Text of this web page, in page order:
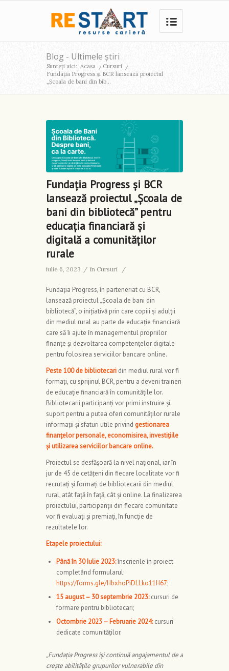
Blog - Ultimele știri
Sunteți aici: Acasa / Cursuri /
Fundația Progress și BCR lansează proiectul
„Școala de bani din bib...
Fundația Progress și BCR
lansează proiectul „Școala de
bani din bibliotecă” pentru
educația financiară și
digitală a comunităților
rurale
iulie 6, 2023 / în Cursuri /
Fundația Progress, în parteneriat cu BCR,
lansează proiectul „Școala de bani din
bibliotecă”, o inițiativă prin care copiii și adulții
din mediul rural au parte de educație financiară
care să îi ajute în managementul propriilor
finanțe și dezvoltarea competențelor digitale
pentru folosirea serviciilor bancare online.
Peste 100 de bibliotecari din mediul rural vor fi
formați, cu sprijinul BCR, pentru a deveni traineri
de educație financiară în comunitățile lor.
Bibliotecarii participanți vor primi instruire și
suport pentru a putea oferi comunităților rurale
informații și sfaturi utile privind gestionarea
finanțelor personale, economisirea, investițiile
și utilizarea serviciilor bancare online.
Proiectul se desfășoară la nivel național, iar în
jur de 45 de cetățeni din fiecare localitate vor fi
recrutați și formați de bibliotecarii din mediul
rural, atât față în față, cât și online. La finalizarea
proiectului, participanții din fiecare comunitate
vor fi evaluați și premiați, în funcție de
rezultatele lor.
Etapele proiectului:
Până în 30 Iulie 2023:înscrierile în proiect
completând formularul:
https://forms.gle/HbxhoPiDLLko11H67;
15 august – 30 septembrie 2023:cursuri de
formare pentru bibliotecari;
Octombrie 2023 – Februarie 2024:cursuri
dedicate comunităților.
„Fundația Progress își continuă angajamentul de a
crește abilitățile grupurilor vulnerabile din